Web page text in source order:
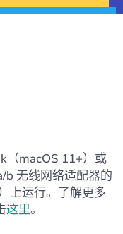
（macOS 11+）或
b 无线网络适配器的
上运行。了解更多
这里。